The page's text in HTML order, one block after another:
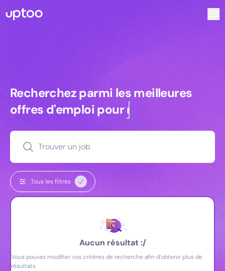
Recherchez parmi les meilleures
Recherchez parmi les meilleures
offres d'emploi pourcommerciaux
Trouver un job
Tous les filtres
Aucun résultat :/
Vous pouvez modifier vos critères de recherche afin d'obtenir plus de
résultats